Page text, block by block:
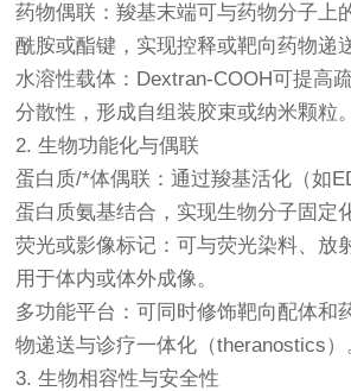
药物偶联：羧基末端可与药物分子上
酰胺或酯键，实现控释或靶向药物递
水溶性载体：Dextran-COOH可提高
分散性，形成自组装胶束或纳米颗粒。
2. 生物功能化与偶联
蛋白质/*体偶联：通过羧基活化（如
蛋白质氨基结合，实现生物分子固定
荧光或影像标记：可与荧光染料、放
用于体内或体外成像。
多功能平台：可同时修饰靶向配体和
物递送与诊疗一体化（theranostics）
3. 生物相容性与安全性